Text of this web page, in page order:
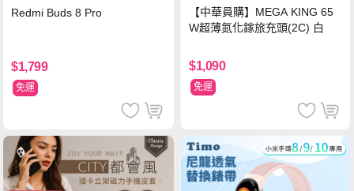
Redmi Buds 8 Pro
$1,799
免運
【中華員購】MEGA KING 65
W超薄氮化鎵旅充頭(2C) 白
$1,090
免運